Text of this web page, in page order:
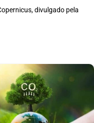
divulgado pela